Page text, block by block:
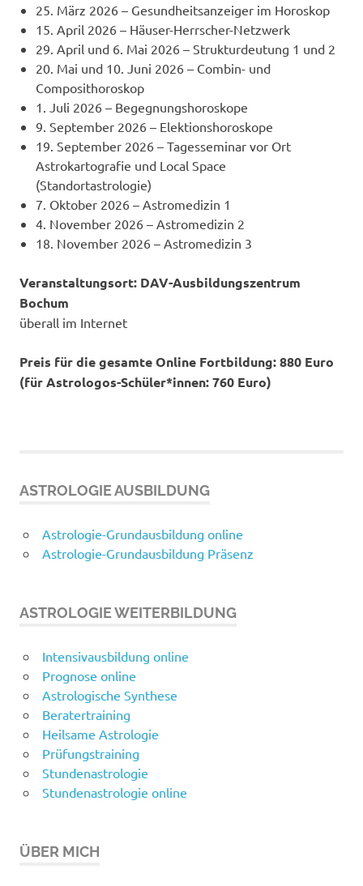
25. März 2026 – Gesundheitsanzeiger im Horoskop
15. April 2026 – Häuser-Herrscher-Netzwerk
29. April und 6. Mai 2026 – Strukturdeutung 1 und 2
20. Mai und 10. Juni 2026 – Combin- und
Composithoroskop
1. Juli 2026 – Begegnungshoroskope
9. September 2026 – Elektionshoroskope
19. September 2026 – Tagesseminar vor Ort
Astrokartografie und Local Space
(Standortastrologie)
7. Oktober 2026 – Astromedizin 1
4. November 2026 – Astromedizin 2
18. November 2026 – Astromedizin 3
Veranstaltungsort: DAV-Ausbildungszentrum
Bochum
überall im Internet
Preis für die gesamte Online Fortbildung: 880 Euro
(für Astrologos-Schüler*innen: 760 Euro)
ASTROLOGIE AUSBILDUNG
Astrologie-Grundausbildung online
Astrologie-Grundausbildung Präsenz
ASTROLOGIE WEITERBILDUNG
Intensivausbildung online
Prognose online
Astrologische Synthese
Beratertraining
Heilsame Astrologie
Prüfungstraining
Stundenastrologie
Stundenastrologie online
ÜBER MICH